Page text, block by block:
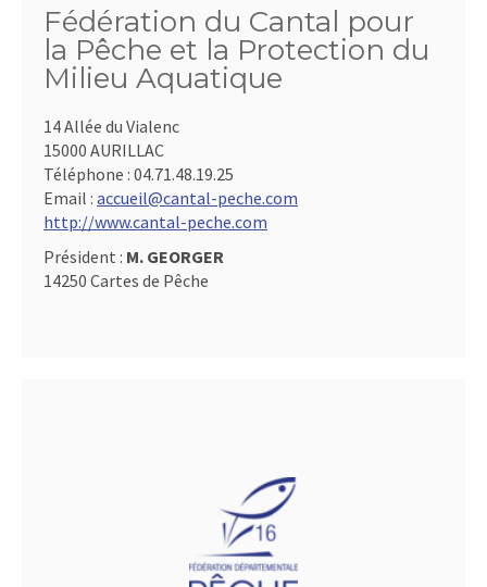
Fédération du Cantal pour
la Pêche et la Protection du
Milieu Aquatique
14 Allée du Vialenc
15000 AURILLAC
Téléphone : 04.71.48.19.25
Email : accueil@cantal-peche.com
http://www.cantal-peche.com
Président : M. GEORGER
14250 Cartes de Pêche